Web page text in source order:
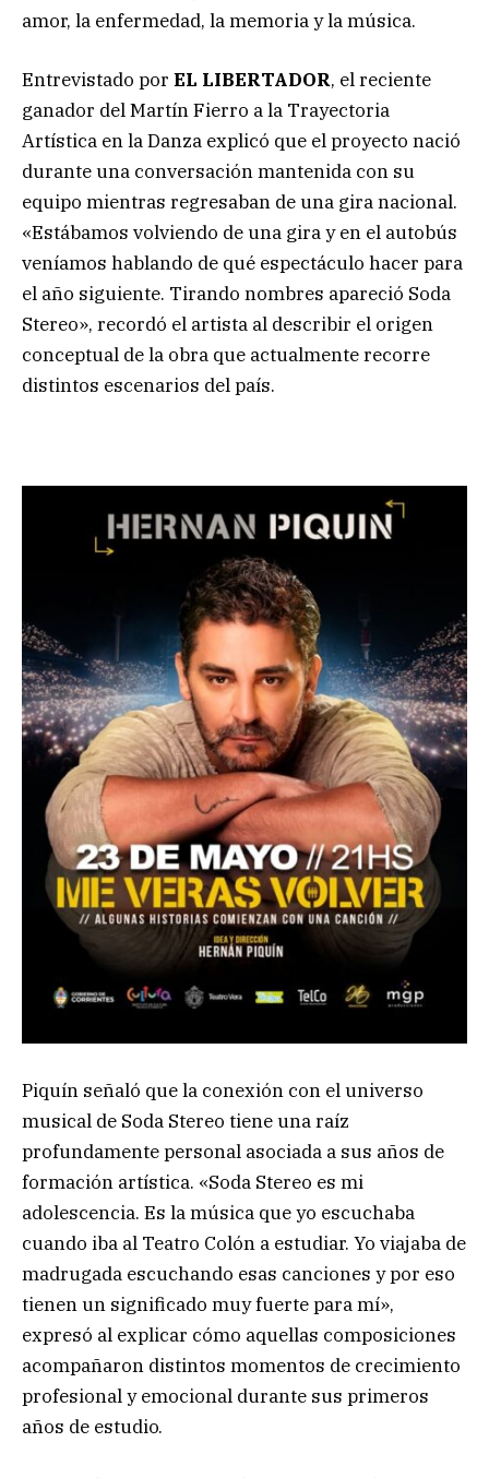
amor, la enfermedad, la memoria y la música.
Entrevistado por EL LIBERTADOR, el reciente
ganador del Martín Fierro a la Trayectoria
Artística en la Danza explicó que el proyecto nació
durante una conversación mantenida con su
equipo mientras regresaban de una gira nacional.
«Estábamos volviendo de una gira y en el autobús
veníamos hablando de qué espectáculo hacer para
el año siguiente. Tirando nombres apareció Soda
Stereo», recordó el artista al describir el origen
conceptual de la obra que actualmente recorre
distintos escenarios del país.
Piquín señaló que la conexión con el universo
musical de Soda Stereo tiene una raíz
profundamente personal asociada a sus años de
formación artística. «Soda Stereo es mi
adolescencia. Es la música que yo escuchaba
cuando iba al Teatro Colón a estudiar. Yo viajaba de
madrugada escuchando esas canciones y por eso
tienen un significado muy fuerte para mí»,
expresó al explicar cómo aquellas composiciones
acompañaron distintos momentos de crecimiento
profesional y emocional durante sus primeros
años de estudio.